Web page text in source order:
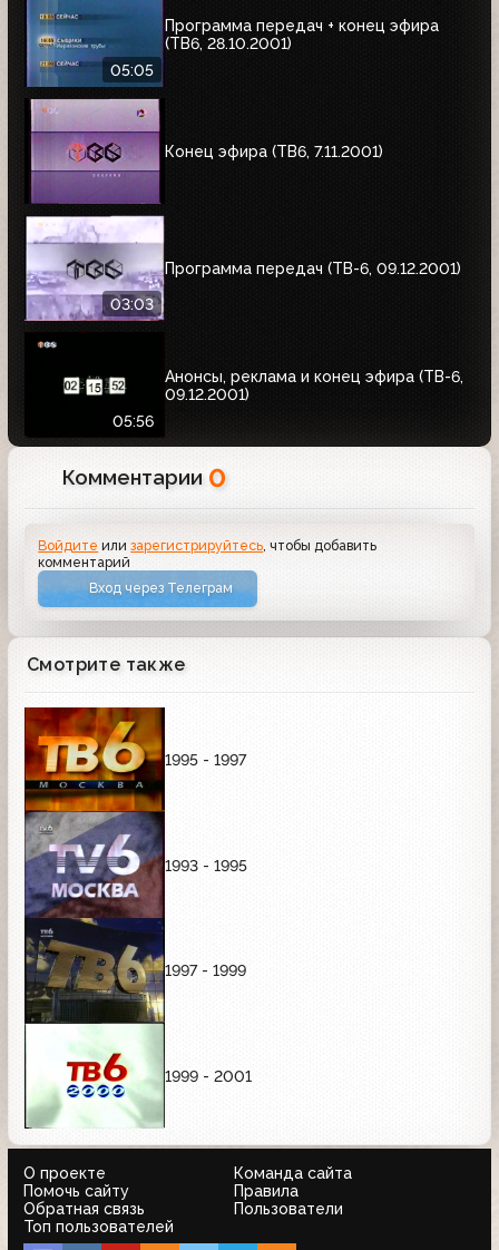
05:05
Программа передач + конец эфира
(ТВ6, 28.10.2001)
Конец эфира (ТВ6, 7.11.2001)
03:03
Программа передач (ТВ-6, 09.12.2001)
05:56
Анонсы, реклама и конец эфира (ТВ-6,
09.12.2001)
Комментарии 0
Войдите илизарегистрируйтесь, чтобы добавить
комментарий
Вход через Телеграм
Смотрите также
1995 - 1997
1993 - 1995
1997 - 1999
1999 - 2001
О проекте
Команда сайта
Помочь сайту
Правила
Обратная связь
Пользователи
Топ пользователей